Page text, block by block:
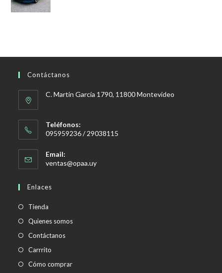
Contáctanos
C. Martín García 1790, 11800 Montevideo
Teléfonos:
095959236 / 29038115
Email:
ventas@opaa.uySe
Enlaces
Tienda
Quienes somos
Contáctanos
Carrrito
Cómo comprar